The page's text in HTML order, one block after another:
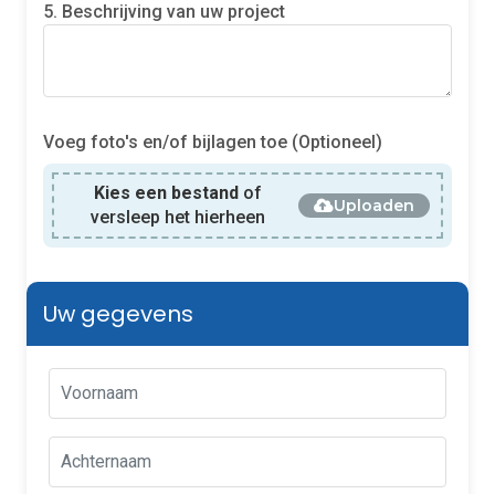
5. Beschrijving van uw project
Voeg foto's en/of bijlagen toe (Optioneel)
Kies een bestand of
versleep het hierheen
Uploaden
Uw gegevens